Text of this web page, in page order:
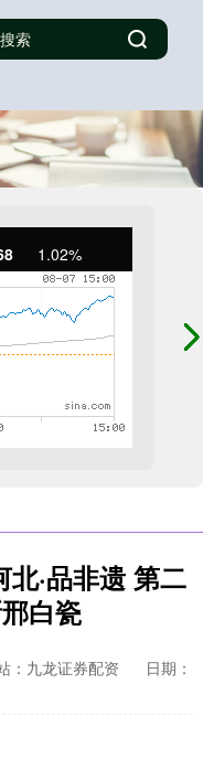
1.02%
·品非遗 第二
白瓷
：九龙证券配资
日期：